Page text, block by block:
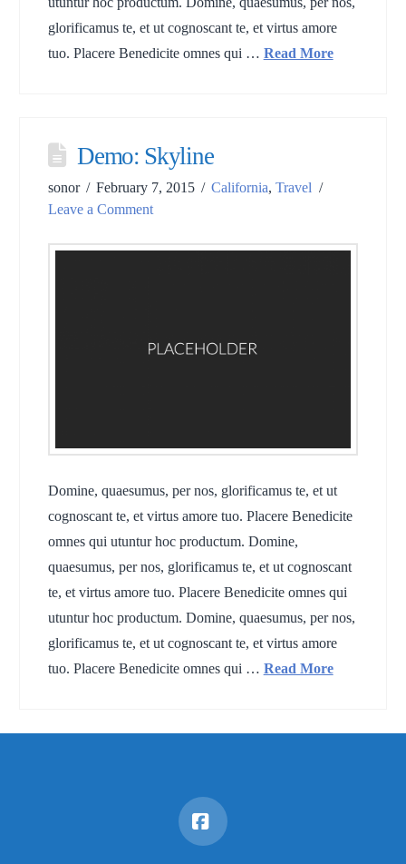
glorificamus te, et ut cognoscant te, et virtus amore
tuo. Placere Benedicite omnes qui … Read More
Demo: Skyline
sonor February 7, 2015 California,Travel
Leave a Comment
Domine, quaesumus, per nos, glorificamus te, et ut
cognoscant te, et virtus amore tuo. Placere Benedicite
omnes qui utuntur hoc productum. Domine,
quaesumus, per nos, glorificamus te, et ut cognoscant
te, et virtus amore tuo. Placere Benedicite omnes qui
utuntur hoc productum. Domine, quaesumus, per nos,
glorificamus te, et ut cognoscant te, et virtus amore
tuo. Placere Benedicite omnes qui … Read More